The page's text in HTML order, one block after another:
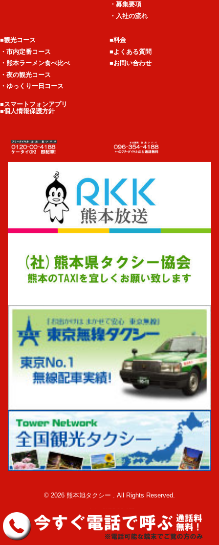
・募集要項
・入社の流れ
■観光コース
・市内定番コース
・熊本ラーメン食べ比べ
・夜の観光コース
・ゆっくり一日コース
■料金
■よくある質問
■お問い合わせ
■スマートフォンアプリ
■個人情報保護方針
© 2026 熊本旭タクシー . All Rights Reserved.
made by CUBE CO.,LTD.